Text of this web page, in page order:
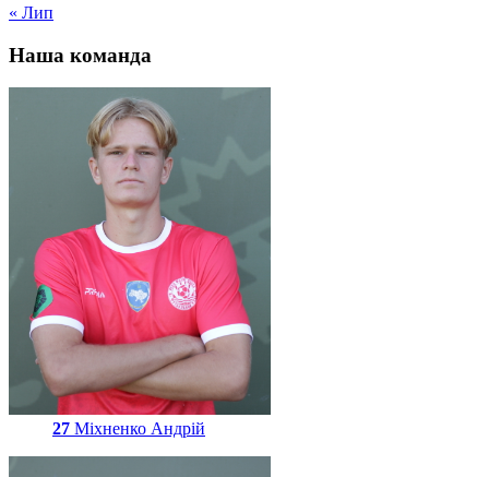
« Лип
Наша команда
27 Міхненко Андрій